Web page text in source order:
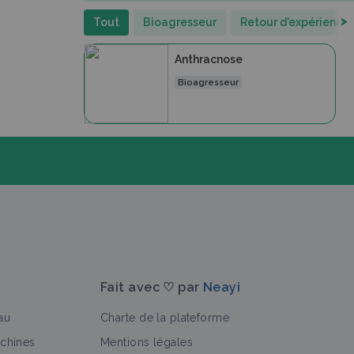
Tout Bioagresseur Retour d'expérience
>
Anthracnose
Bioagresseur
Fait avec ♡ par Neayi
Charte de la plateforme
Mentions légales